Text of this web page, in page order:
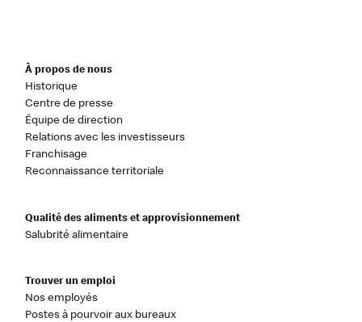
À propos de nous
Historique
Centre de presse
Équipe de direction
Relations avec les investisseurs
Franchisage
Reconnaissance territoriale
Qualité des aliments et approvisionnement
Salubrité alimentaire
Trouver un emploi
Nos employés
Postes à pourvoir aux bureaux